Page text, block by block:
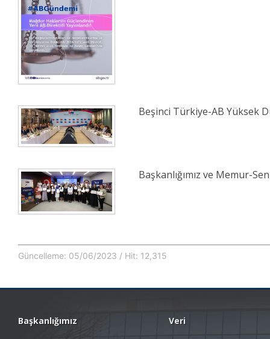
Beşinci Türkiye-AB Yüksek
Başkanlığımız ve Memur-
Güncelleme: 05/06/2023 / Hit: 12,315
Başkanlığımız Veri